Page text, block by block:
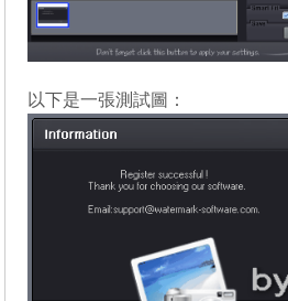
以下是一張測試圖：